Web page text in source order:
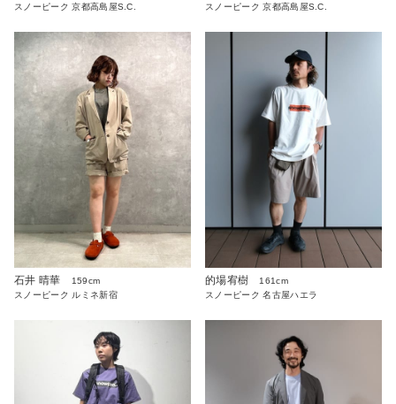
スノーピーク 京都高島屋S.C.
スノーピーク 京都高島屋S.C.
石井 晴華
159cm
スノーピーク ルミネ新宿
的場宥樹
161cm
スノーピーク 名古屋ハエラ